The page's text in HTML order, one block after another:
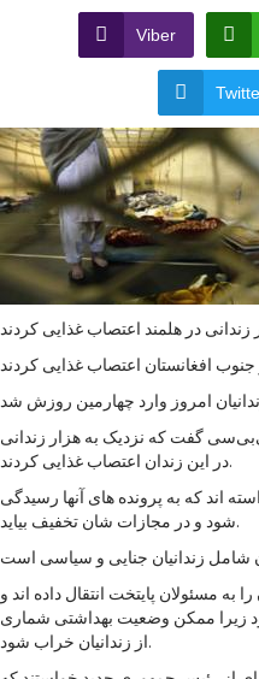
Viber
زندانی در هلمند اعتصاب غذایی کردند
گفت که نزدیک به هزار زندانی
در این زندان اعتصاب غذایی کردند.
اند که به پرونده های آنها رسیدگی
شود و در مجازات شان تخفیف بیاید.
به مسئولان پایتخت انتقال داده اند و
زیرا ممکن وضعیت بهداشتی شماری
از زندانیان خراب شود.